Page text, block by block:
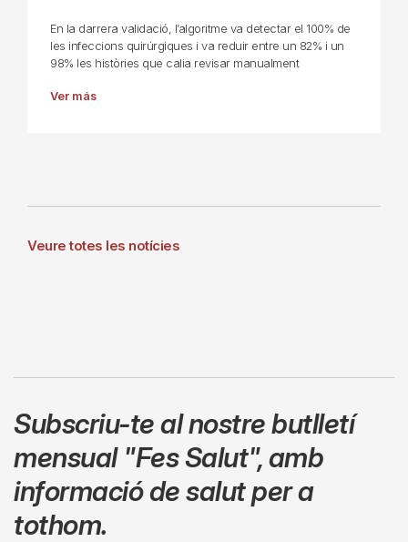
En la darrera validació, l’algoritme va detectar el 100% de
les infeccions quirúrgiques i va reduir entre un 82% i un
98% les històries que calia revisar manualment
Ver más
Veure totes les notícies
Subscriu-te al nostre butlletí
mensual "Fes Salut",amb
informació de salut per a
tothom.